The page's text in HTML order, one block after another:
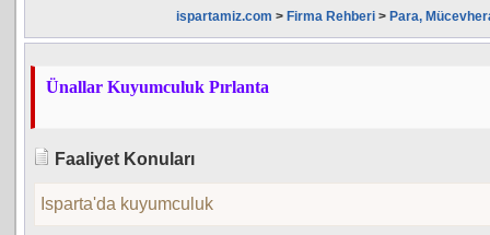
ispartamiz.com > Firma Rehberi > Para,
Ünallar Kuyumculuk Pırlanta
Faaliyet Konuları
Isparta'da kuyumculuk